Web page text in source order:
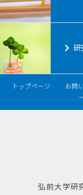
研
トップページ お問
弘前大学研